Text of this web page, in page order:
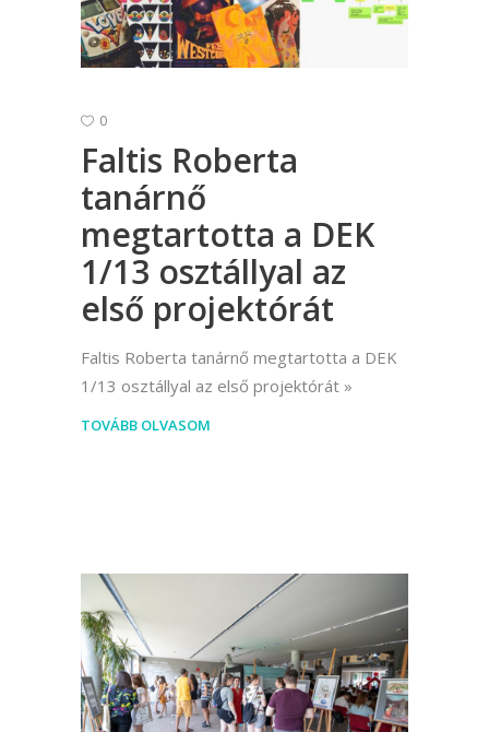
0
Faltis Roberta
tanárnő
megtartotta a DEK
1/13 osztállyal az
első projektórát
Faltis Roberta tanárnő megtartotta a DEK
1/13 osztállyal az első projektórát
TOVÁBB OLVASOM